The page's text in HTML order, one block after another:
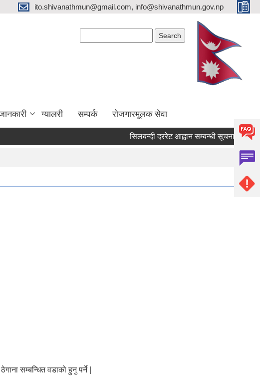
ito.shivanathmun@gmail.com, info@shivanathmun.gov.np
ग्यालरी सम्पर्क रोजगारमूलक सेवा
सिलबन्दी दररेट आह्वान सम्बन्धी सूचना !
सम्बन्धित वडाको हुनु पर्ने |